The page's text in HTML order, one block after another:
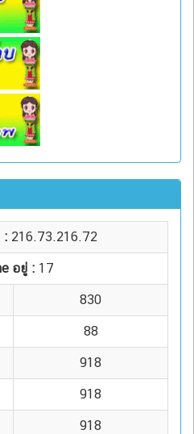
: 216.73.216.72
อยู่ : 17
830
88
918
918
918